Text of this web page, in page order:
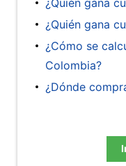
¿Quién gana
¿Quién gana
¿Cómo se
Colombia?
¿Dónde